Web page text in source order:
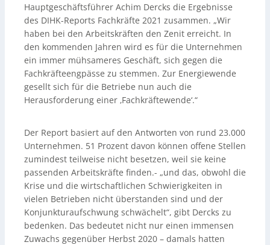
Hauptgeschäftsführer Achim Dercks die Ergebnisse
des DIHK-Reports Fachkräfte 2021 zusammen. „Wir
haben bei den Arbeitskräften den Zenit erreicht. In
den kommenden Jahren wird es für die Unternehmen
ein immer mühsameres Geschäft, sich gegen die
Fachkräfteengpässe zu stemmen. Zur Energiewende
gesellt sich für die Betriebe nun auch die
Herausforderung einer ‚Fachkräftewende‘.“
Der Report basiert auf den Antworten von rund 23.000
Unternehmen. 51 Prozent davon können offene Stellen
zumindest teilweise nicht besetzen, weil sie keine
passenden Arbeitskräfte finden.- „und das, obwohl die
Krise und die wirtschaftlichen Schwierigkeiten in
vielen Betrieben nicht überstanden sind und der
Konjunkturaufschwung schwächelt“, gibt Dercks zu
bedenken. Das bedeutet nicht nur einen immensen
Zuwachs gegenüber Herbst 2020 – damals hatten